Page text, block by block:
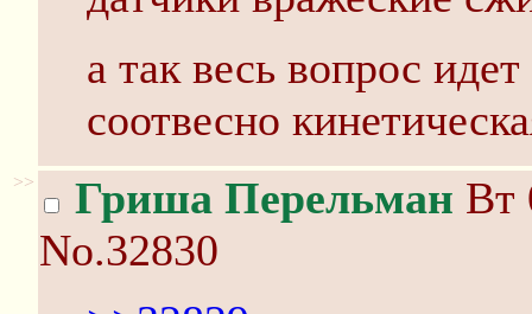
а так весь вопрос
соотвесно
>> Гриша Перельман Вт
No.32830